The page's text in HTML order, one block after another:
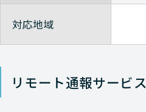
対応地域
リモート通報サービス